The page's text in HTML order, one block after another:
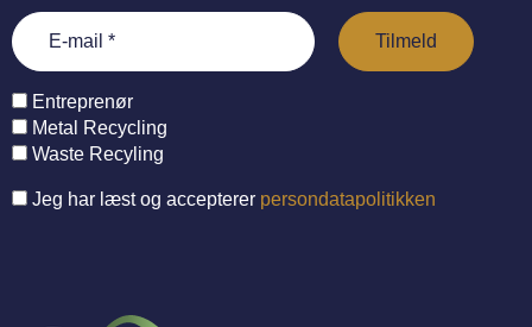
Entreprenør
Metal Recycling
Waste Recyling
Jeg har læst og accepterer persondatapolitikken